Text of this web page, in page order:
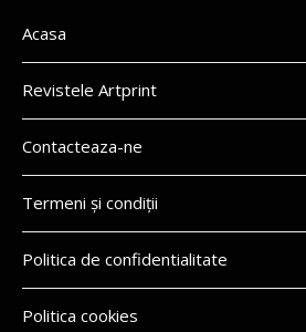
Acasa
Revistele Artprint
Contacteaza-ne
Termeni și condiții
Politica de confidentialitate
Politica cookies